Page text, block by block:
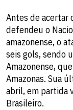
Antes de acertar
defendeu o
amazonense, o
seis gols, sendo
Amazonense,
Amazonas. Sua
abril, em partida
Brasileiro.